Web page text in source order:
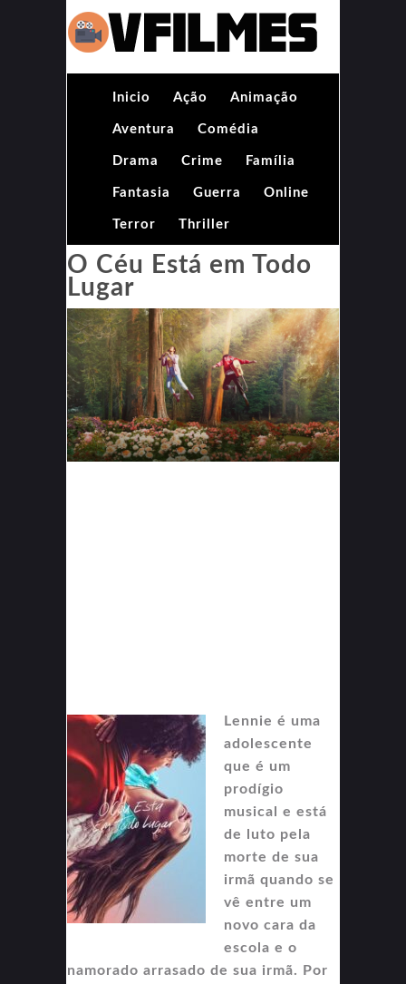
Inicio Ação Animação
Aventura Comédia
Drama Crime Família
Fantasia Guerra Online
Terror Thriller
O Céu Está em Todo
Lugar
Lennie é uma
adolescente
que é um
prodígio
musical e está
de luto pela
morte de sua
irmã quando se
vê entre um
novo cara da
escola e o
namorado arrasado de sua irmã. Por